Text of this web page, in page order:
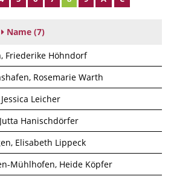
Name (7)
Friederike Höhndorf
Rosemarie Warth
Jessica Leicher
Jutta Hanischdörfer
Elisabeth Lippeck
Mühlhofen Heide Köpfer